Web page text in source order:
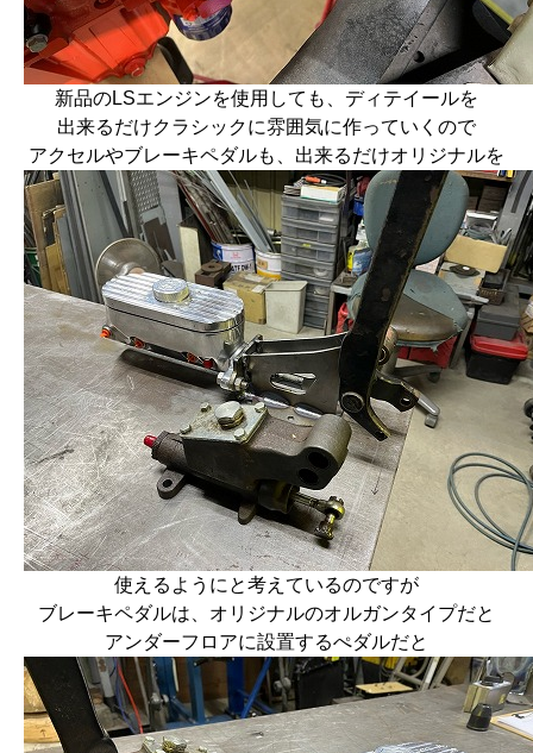
新品のLSエンジンを使用しても、ディテイールを
出来るだけクラシックに雰囲気に作っていくので
アクセルやブレーキペダルも、出来るだけオリジナルを
使えるようにと考えているのですが
ブレーキペダルは、オリジナルのオルガンタイプだと
アンダーフロアに設置するぺダルだと